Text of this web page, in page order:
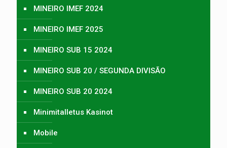
MINEIRO IMEF 2024
MINEIRO IMEF 2025
MINEIRO SUB 15 2024
MINEIRO SUB 20 / SEGUNDA DIVISÃO
MINEIRO SUB 20 2024
Minimitalletus Kasinot
Mobile